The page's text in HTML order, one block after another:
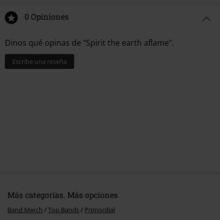
0 Opiniones
Dinos qué opinas de "Spirit the earth aflame".
Escribe una reseña
Más categorías. Más opciones
Band Merch Top Bands Primordial